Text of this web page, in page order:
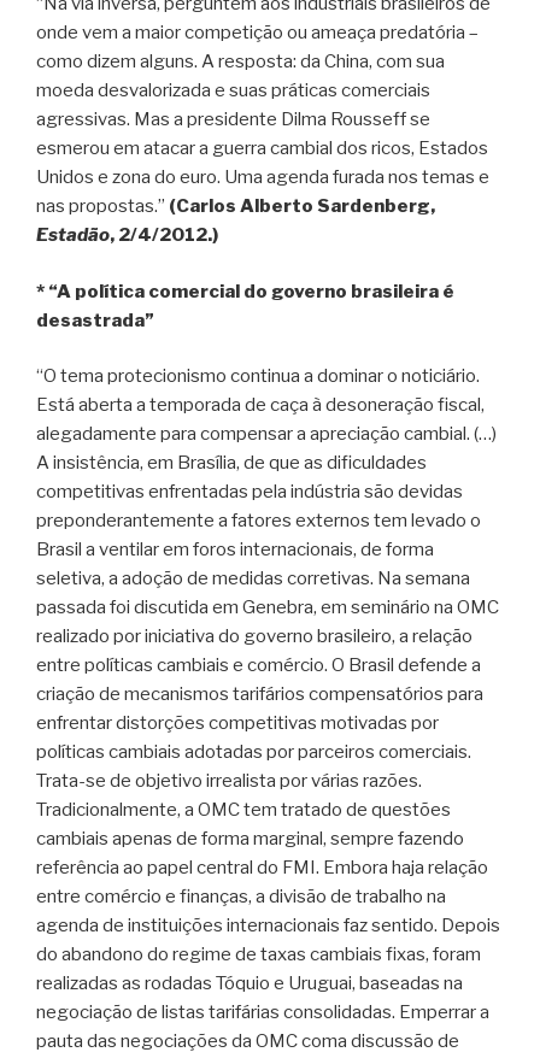
onde vem a maior competição ou ameaça predatória –
como dizem alguns. A resposta: da China, com sua
moeda desvalorizada e suas práticas comerciais
agressivas. Mas a presidente Dilma Rousseff se
esmerou em atacar a guerra cambial dos ricos, Estados
Unidos e zona do euro. Uma agenda furada nos temas e
nas propostas.” (Carlos Alberto Sardenberg,
Estadão, 2/4/2012.)
* “A política comercial do governo brasileira é
desastrada”
“O tema protecionismo continua a dominar o noticiário.
Está aberta a temporada de caça à desoneração fiscal,
alegadamente para compensar a apreciação cambial. (…)
A insistência, em Brasília, de que as dificuldades
competitivas enfrentadas pela indústria são devidas
preponderantemente a fatores externos tem levado o
Brasil a ventilar em foros internacionais, de forma
seletiva, a adoção de medidas corretivas. Na semana
passada foi discutida em Genebra, em seminário na OMC
realizado por iniciativa do governo brasileiro, a relação
entre políticas cambiais e comércio. O Brasil defende a
criação de mecanismos tarifários compensatórios para
enfrentar distorções competitivas motivadas por
políticas cambiais adotadas por parceiros comerciais.
Trata-se de objetivo irrealista por várias razões.
Tradicionalmente, a OMC tem tratado de questões
cambiais apenas de forma marginal, sempre fazendo
referência ao papel central do FMI. Embora haja relação
entre comércio e finanças, a divisão de trabalho na
agenda de instituições internacionais faz sentido. Depois
do abandono do regime de taxas cambiais fixas, foram
realizadas as rodadas Tóquio e Uruguai, baseadas na
negociação de listas tarifárias consolidadas. Emperrar a
pauta das negociações da OMC coma discussão de